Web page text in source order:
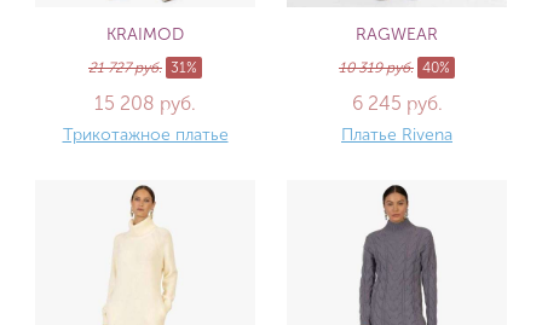
KRAIMOD
21 727 руб. 31%
15 208 руб.
Трикотажное платье
RAGWEAR
10 319 руб. 40%
6 245 руб.
Платье Rivena